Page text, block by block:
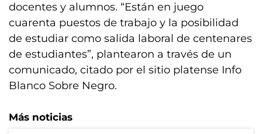
docentes y alumnos. “Están en juego
cuarenta puestos de trabajo y la posibilidad
de estudiar como salida laboral de centenares
de estudiantes”, plantearon a través de un
comunicado, citado por el sitio platense Info
Blanco Sobre Negro.
Más noticias